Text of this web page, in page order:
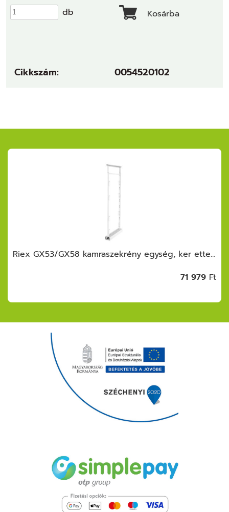
db Kosárba
Cikkszám: 0054520102
Riex GX53/GX58 kamraszekrény egység, ker ettel, fióksínnel, frontrögzítővel, 1250 -1400 mm, fehér
71 979 Ft